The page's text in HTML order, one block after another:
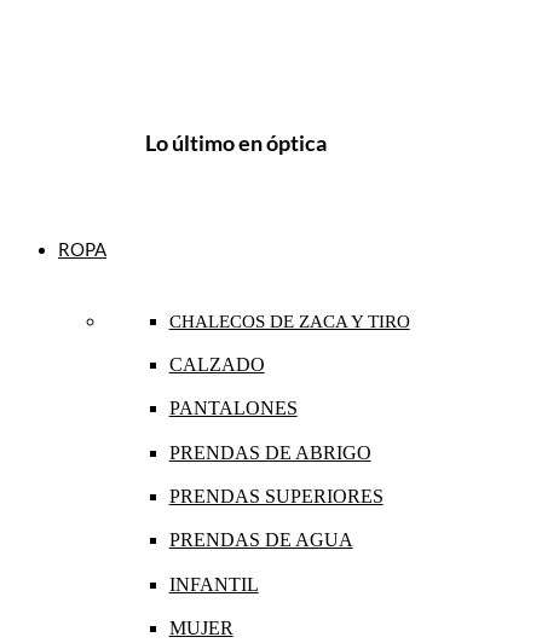
Lo último en óptica
ROPA
CHALECOS DE ZACA Y TIRO
CALZADO
PANTALONES
PRENDAS DE ABRIGO
PRENDAS SUPERIORES
PRENDAS DE AGUA
INFANTIL
MUJER